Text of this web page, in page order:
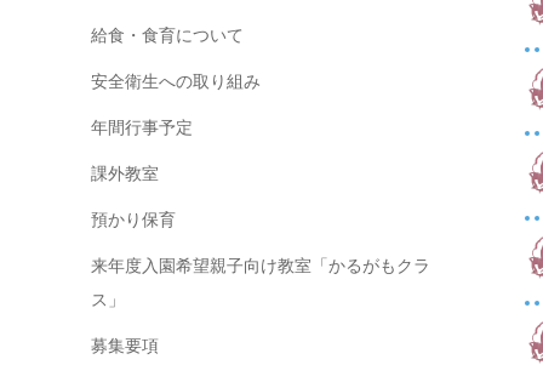
給食・食育について
安全衛生への取り組み
年間行事予定
課外教室
預かり保育
来年度入園希望親子向け教室「かるがもクラ
ス」
募集要項